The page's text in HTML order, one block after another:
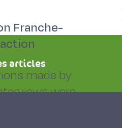
Franche-
made by
were
articles